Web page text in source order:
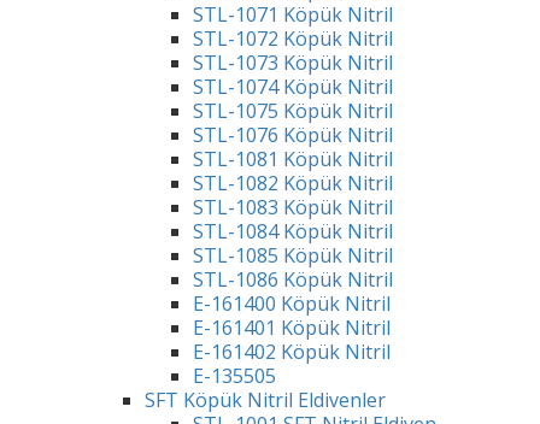
STL-1071 Köpük Nitril
STL-1072 Köpük Nitril
STL-1073 Köpük Nitril
STL-1074 Köpük Nitril
STL-1075 Köpük Nitril
STL-1076 Köpük Nitril
STL-1081 Köpük Nitril
STL-1082 Köpük Nitril
STL-1083 Köpük Nitril
STL-1084 Köpük Nitril
STL-1085 Köpük Nitril
STL-1086 Köpük Nitril
E-161400 Köpük Nitril
E-161401 Köpük Nitril
E-161402 Köpük Nitril
E-135505
SFT Köpük Nitril Eldivenler